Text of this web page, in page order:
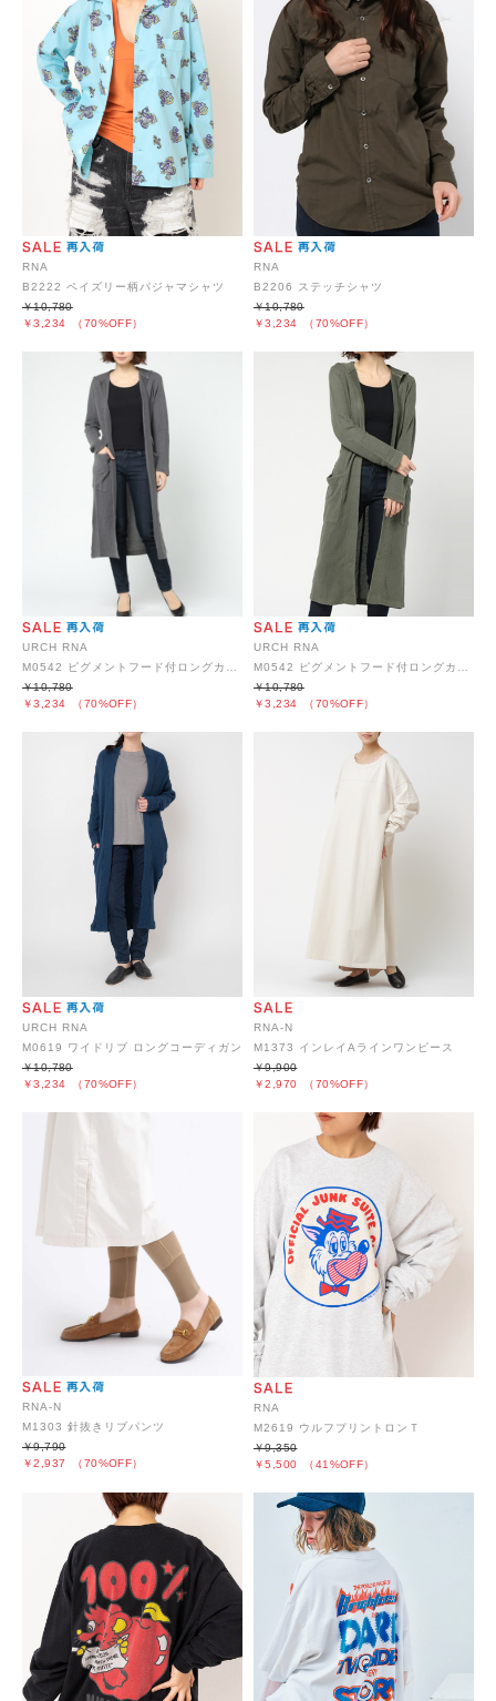
RNA
B2222 ペイズリー柄パジャマシャツ
￥3,234 （70%OFF）
￥10,780
RNA
B2206 ステッチシャツ
￥3,234 （70%OFF）
￥10,780
URCH RNA
￥3,234 （70%OFF）
￥10,780
URCH RNA
￥3,234 （70%OFF）
￥10,780
URCH RNA
M0619 ワイドリブ ロングコーディガン
￥3,234 （70%OFF）
￥10,780
RNA-N
M1373 インレイAラインワンピース
￥2,970 （70%OFF）
￥9,900
RNA-N
M1303 針抜きリブパンツ
￥2,937 （70%OFF）
￥9,790
RNA
M2619 ウルフプリントロンＴ
￥5,500 （41%OFF）
￥9,350